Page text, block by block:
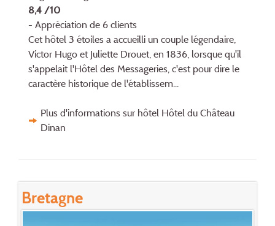
8,4 /10
- Appréciation de 6 clients
Cet hôtel 3 étoiles a accueilli un couple légendaire,
Victor Hugo et Juliette Drouet, en 1836, lorsque qu'il
s'appelait l'Hôtel des Messageries, c'est pour dire le
caractère historique de l'établissem...
Plus d'informations sur hôtel Hôtel du Château
Dinan
Bretagne